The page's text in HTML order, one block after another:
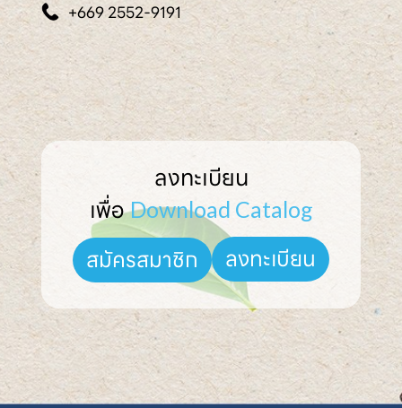
+669 2552-9191
ลงทะเบียน
เพื่อ Download Catalog
สมัครสมาชิก ลงทะเบียน